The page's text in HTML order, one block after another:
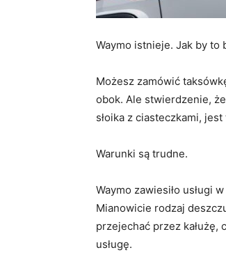
Waymo istnieje. Jak by to
Możesz zamówić
obok. Ale stwierdzenie,
słoika z ciasteczkami,
Warunki są trudne.
Waymo zawiesiło usługi
Mianowicie rodzaj
przejechać przez kałużę,
usługę.